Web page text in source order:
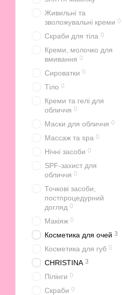
Живильні та
зволожувальні креми 0
Скраби для тіла 0
Креми, молочко для
вмивання 0
Сироватки 0
Тіло 0
Креми та гелі для
обличчя 0
Маски для обличчя 0
Массаж та spa 0
Нічні засоби 0
SPF-захист для
обличчя 0
Точкові засоби,
постпроцедурний
догляд 0
Макіяж 0
Косметика для очей 3
Косметика для губ 0
CHRISTINA 3
Пілінги 0
Скраби 0